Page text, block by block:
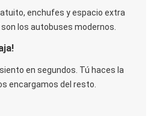
enchufes y espacio extra
los autobuses modernos.
en segundos. Tú haces la
encargamos del resto.